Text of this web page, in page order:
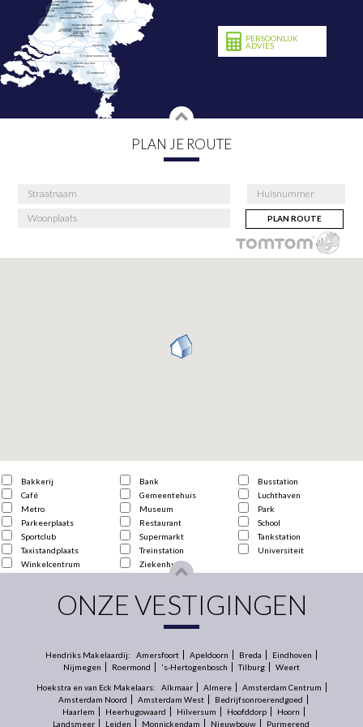
PERSOONLIJK
ADVIES
PLAN JE ROUTE
PLAN ROUTE
Bakkerij Bank
Busstation
Café
Gemeentehuis
Luchthaven
Metro
Museum
Park
Parkeerplaats
Restaurant
School
Sportclub
Supermarkt
Tankstation
Taxistandplaats
Treinstation
Universiteit
Winkelcentrum
Ziekenhuis
ONZE VESTIGINGEN
Hendriks Makelaardij: Amersfoort Apeldoorn Breda
Eindhoven
Nijmegen
Roermond 's-Hertogenbosch Tilburg Weert
Hoekstra en van Eck Makelaars: Alkmaar Almere
Amsterdam Centrum
Amsterdam Noord
Amsterdam West
Bedrijfsonroerendgoed
Haarlem
Heerhugowaard Hilversum Hoofddorp
Hoorn
Landsmeer
Leiden Monnickendam Nieuwbouw Purmerend